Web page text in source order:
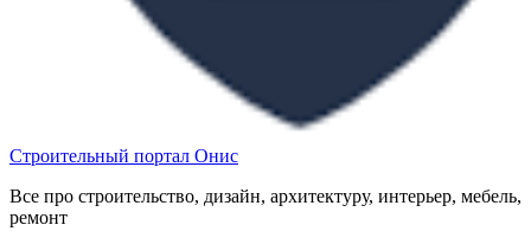
Строительный портал Онис
Все про строительство, дизайн, архитектуру, интерьер, мебель,
ремонт